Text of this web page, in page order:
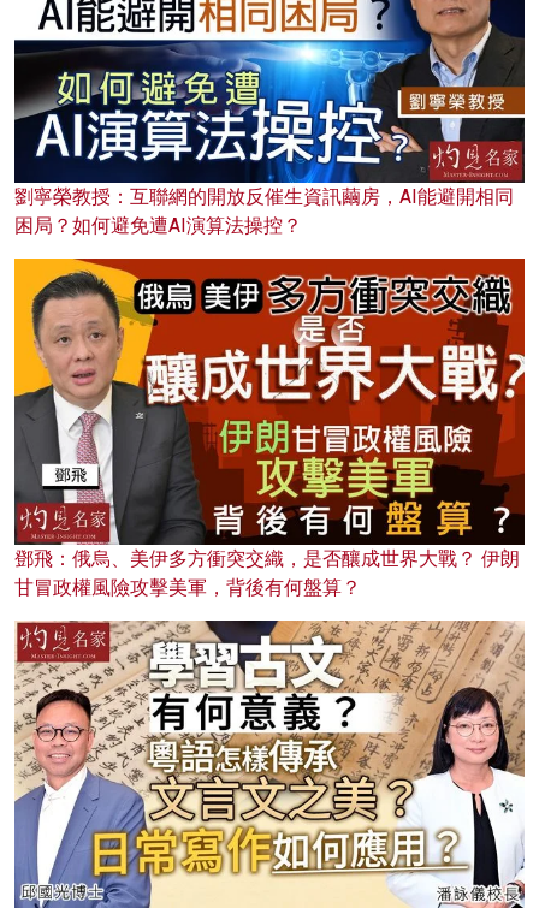
劉寧榮教授：互聯網的開放反催生資訊繭房，AI能避開相同
困局？如何避免遭AI演算法操控？
鄧飛：俄烏、美伊多方衝突交織，是否釀成世界大戰？ 伊朗
甘冒政權風險攻擊美軍，背後有何盤算？